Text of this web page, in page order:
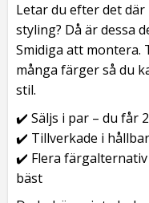
Letar du efter det
styling? Då är dessa
Smidiga att montera.
många färger så du
stil.
✔️ Säljs i par – du får
✔️ Tillverkade i
✔️ Flera färgalternativ
bäst